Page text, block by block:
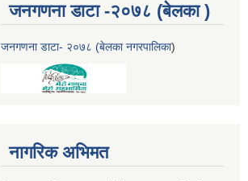
जनगणना डाटा -२०७८ (बेलका )
जनगणना डाटा- २०७८ (बेलका नगरपालिका)
नागरिक अभिमत